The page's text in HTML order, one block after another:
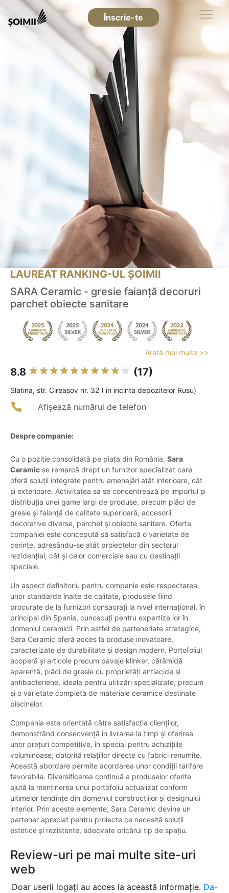
Înscrie-te
LAUREAT RANKING-UL ȘOIMII
SARA Ceramic - gresie faianță decoruri
parchet obiecte sanitare
Arată mai multe >>
8.8 (17)
Slatina, str. Cireasov nr. 32 ( in incinta depozitelor Rusu)
Afișează numărul de telefon
Despre companie:
Cu o poziție consolidată pe piața din România, Sara
Ceramic se remarcă drept un furnizor specializat care
oferă soluții integrate pentru amenajări atât interioare, cât
și exterioare. Activitatea sa se concentrează pe importul și
distribuția unei game largi de produse, precum plăci de
gresie și faianță de calitate superioară, accesorii
decorative diverse, parchet și obiecte sanitare. Oferta
companiei este concepută să satisfacă o varietate de
cerințe, adresându-se atât proiectelor din sectorul
rezidențial, cât și celor comerciale sau cu destinații
speciale.
Un aspect definitoriu pentru companie este respectarea
unor standarde înalte de calitate, produsele fiind
procurate de la furnizori consacrați la nivel internațional, în
principal din Spania, cunoscuți pentru expertiza lor în
domeniul ceramicii. Prin astfel de parteneriate strategice,
Sara Ceramic oferă acces la produse inovatoare,
caracterizate de durabilitate și design modern. Portofoliul
acoperă și articole precum pavaje klinker, cărămidă
aparentă, plăci de gresie cu proprietăți antiacide și
antibacteriene, ideale pentru utilizări specializate, precum
și o varietate completă de materiale ceramice destinate
piscinelor.
Compania este orientată către satisfacția clienților,
demonstrând consecvență în livrarea la timp și oferirea
unor prețuri competitive, în special pentru achizițiile
voluminoase, datorită relațiilor directe cu fabrici renumite.
Această abordare permite acordarea unor condiții tarifare
favorabile. Diversificarea continuă a produselor oferite
ajută la menținerea unui portofoliu actualizat conform
ultimelor tendințe din domeniul construcțiilor și designului
interior. Prin aceste elemente, Sara Ceramic devine un
partener apreciat pentru proiecte ce necesită soluții
estetice și rezistente, adecvate oricărui tip de spațiu.
Review-uri pe mai multe site-uri
web
Doar userii logați au acces la această informație. Da-